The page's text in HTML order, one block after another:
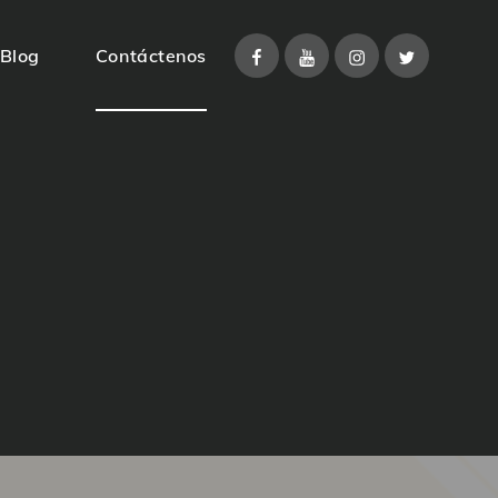
Blog Contáctenos FacebookYoutubeInstagram
Twitter